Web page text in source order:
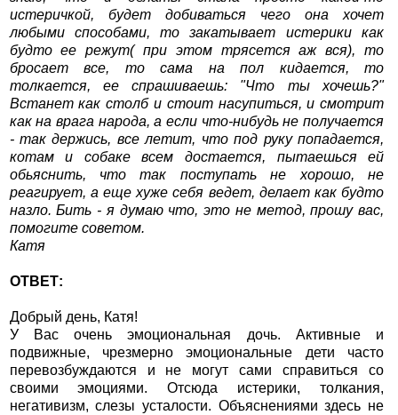
истеричкой, будет добиваться чего она хочет
любыми способами, то закатывает истерики как
будто ее режут( при этом трясется аж вся), то
бросает все, то сама на пол кидается, то
толкается, ее спрашиваешь: "Что ты хочешь?"
Встанет как столб и стоит насупиться, и смотрит
как на врага народа, а если что-нибудь не получается
- так держись, все летит, что под руку попадается,
котам и собаке всем достается, пытаешься ей
обьяснить, что так поступать не хорошо, не
реагирует, а еще хуже себя ведет, делает как будто
назло. Бить - я думаю что, это не метод, прошу вас,
помогите советом.
Катя
ОТВЕТ:
Добрый день, Катя!
У Вас очень эмоциональная дочь. Активные и
подвижные, чрезмерно эмоциональные дети часто
перевозбуждаются и не могут сами справиться со
своими эмоциями. Отсюда истерики, толкания,
негативизм, слезы усталости. Объяснениями здесь не